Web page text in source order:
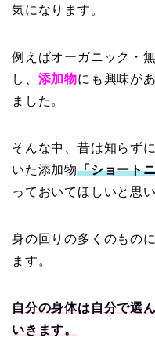
気になります。
例えばオーガニック・
し、 添加物にも興味が
ました。
そんな中、昔は知らず
いた添加物「ショート
っておいてほしいと思
身の回りの多くのもの
ます。
自分の身体は自分で選
いきます。